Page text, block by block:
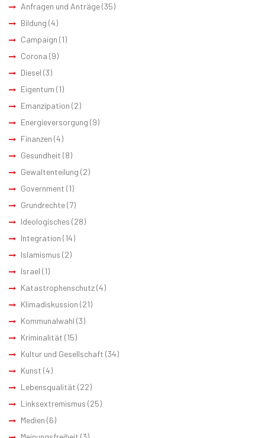
Anfragen und Anträge(35)
Bildung (4)
Campaign (1)
Corona (9)
Diesel (3)
Eigentum (1)
Emanzipation (2)
Energieversorgung (9)
Finanzen (4)
Gesundheit (8)
Gewaltenteilung (2)
Government (1)
Grundrechte(7)
Ideologisches (28)
Integration (14)
Islamismus (2)
Israel (1)
Katastrophenschutz(4)
Klimadiskussion (21)
Kommunalwahl (3)
Kriminalität (15)
Kultur und Gesellschaft (34)
Kunst (4)
Lebensqualität (22)
Linksextremismus (25)
Medien (6)